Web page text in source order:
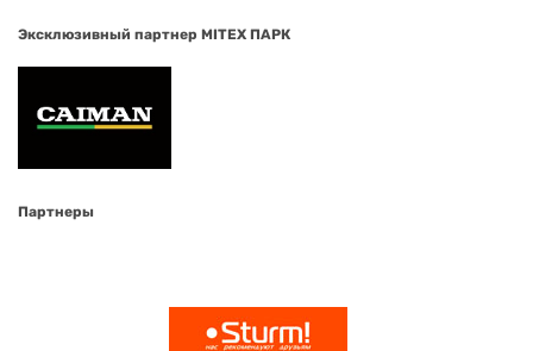
Эксклюзивный партнер MITEX ПАРК
Партнеры